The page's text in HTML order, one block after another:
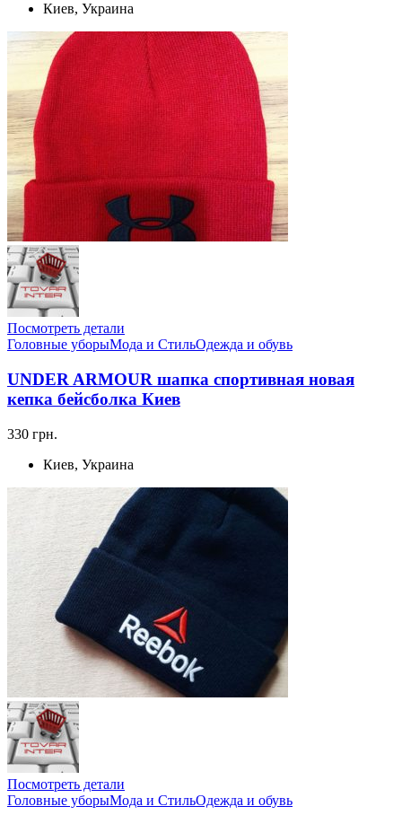
Киев, Украина
Посмотреть детали
Головные уборыМода и СтильОдежда и обувь
UNDER ARMOUR шапка спортивная новая
кепка бейсболка Киев
330 грн.
Киев, Украина
Посмотреть детали
Головные уборыМода и СтильОдежда и обувь